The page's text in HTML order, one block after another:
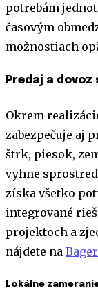
potrebám
časovým
možnostiach
Predaj a
Okrem
zabezpečuje aj
štrk, piesok,
vyhne
získa všetko
integrované
projektoch a
nájdete na
Lokálne